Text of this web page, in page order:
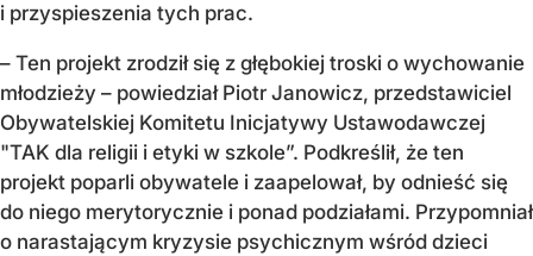
i przyspieszenia tych prac.
– Ten projekt zrodził się z głębokiej troski o wychowanie
młodzieży – powiedział Piotr Janowicz, przedstawiciel
Obywatelskiej Komitetu Inicjatywy Ustawodawczej
"TAK dla religii i etyki w szkole”. Podkreślił, że ten
projekt poparli obywatele i zaapelował, by odnieść się
do niego merytorycznie i ponad podziałami. Przypomniał
o narastającym kryzysie psychicznym wśród dzieci